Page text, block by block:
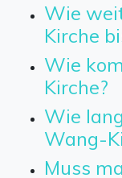
Wie
Kirche
Wie
Kirche?
Wie
Wang-
Muss